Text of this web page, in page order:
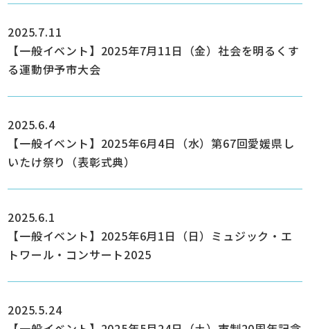
2025.7.11
【一般イベント】2025年7月11日（金）社会を明るくす
る運動伊予市大会
2025.6.4
【一般イベント】2025年6月4日（水）第67回愛媛県し
いたけ祭り（表彰式典）
2025.6.1
【一般イベント】2025年6月1日（日）ミュジック・エ
トワール・コンサート2025
2025.5.24